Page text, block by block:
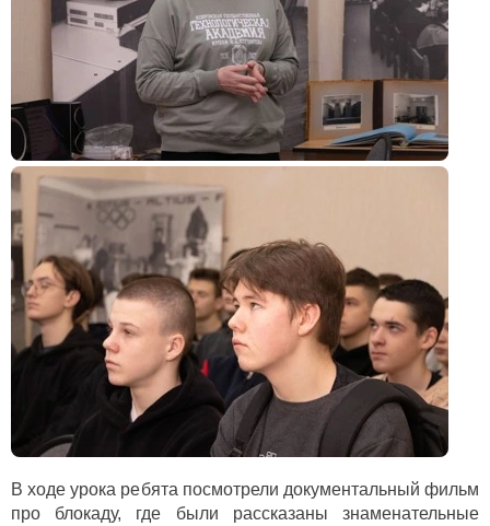
В ходе урока ребята посмотрели документальный фильм
про блокаду, где были рассказаны знаменательные